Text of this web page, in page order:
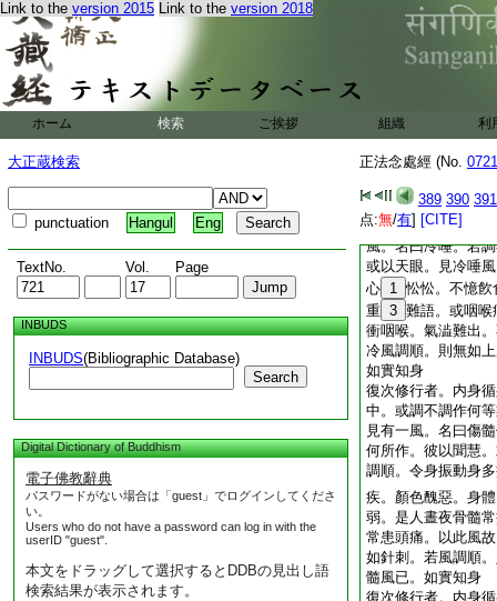
Link to the version 2015 Link to the version 2018
ホーム 検索 ご挨拶 組織 利
大正蔵検索
punctuation Hangul Eng
TextNo. Vol. Page
INBUDS
INBUDS(Bibliographic Database)
Search
Digital Dictionary of Buddhism
電子佛教辭典
パスワードがない場合は「guest」でログインしてくださ
い。
Users who do not have a password can log in with the
userID "guest".
本文をドラッグして選択するとDDBの見出し語
検索結果が表示されます。
正法念處經 (No.
389 390 391
点:無/有] [CITE]
調。作何等業。彼
風。名曰破腸。或
慧。或以天眼。見
食。而復頻申。能
腫。下門蒸熱。一
調順和適。則無如
如實知身
復次修行者。内身
調。作何等業。彼
風。名曰冷唾。若
或以天眼。見冷唾
心 1 忪忪。不憶飮
重 3 難語。或咽喉
衝咽喉。氣澁難出
冷風調順。則無如
如實知身
復次修行者。内身
中。或調不調作何
見有一風。名曰傷
何所作。彼以聞慧
調順。令身振動身
疾。顏色醜惡。身體
弱。是人晝夜骨髓
常患頭痛。以此風
如針刺。若風調順
髓風已。如實知身
復次修行者。内身